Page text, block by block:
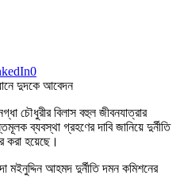
0
চৌধুরীর বিলাস বহুল জীবনযাত্রার
ব্যবস্থা গ্রহণের দাবি জানিয়ে দুর্নীতি
করা হয়েছে।
মইনুদ্দিন আহমদ দুর্নীতি দমন কমিশনের